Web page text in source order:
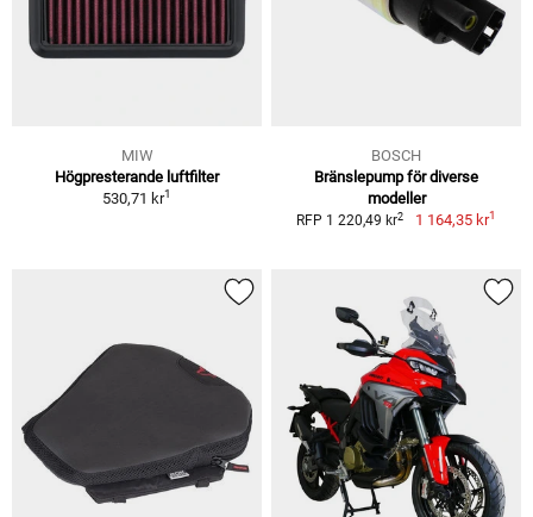
MIW
Högpresterande luftfilter
530,71 kr1
BOSCH
Bränslepump för diverse
modeller
RFP 1 220,49 kr2 1 164,35 kr1